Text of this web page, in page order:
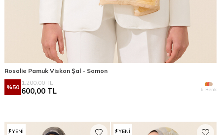
Rosalie Pamuk Viskon Şal - Somon
%50
1.200,00TL
600,00 TL 6 Renk
YENI YENI